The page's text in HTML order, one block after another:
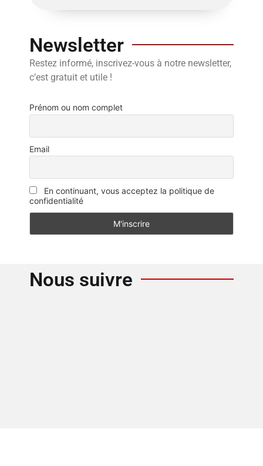
Newsletter
Restez informé, inscrivez-vous à notre newsletter,
c’est gratuit et utile !
Prénom ou nom complet
Email
En continuant, vous acceptez la politique de
confidentialité
Nous suivre